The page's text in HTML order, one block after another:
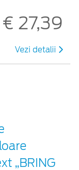
€ 27,39
Vezi detalii
„BRING